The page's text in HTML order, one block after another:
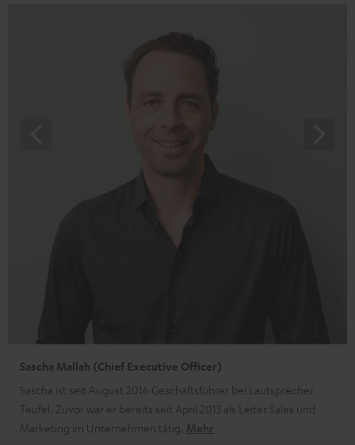
Sascha Mallah (Chief Executive Officer)
Sascha ist seit August 2016 Geschäftsführer bei Lautsprecher
Teufel. Zuvor war er bereits seit April 2013 als Leiter Sales und
Marketing im Unternehmen tätig. Mehr